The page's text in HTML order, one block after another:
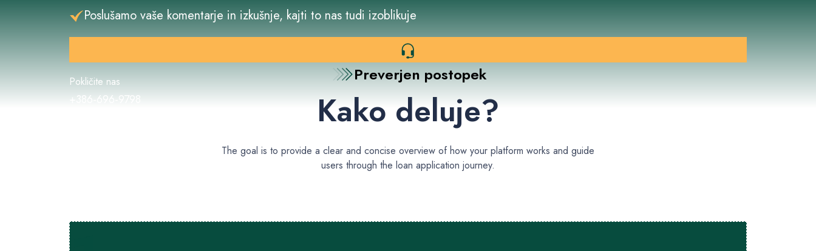
Poslušamo vaše komentarje in izkušnje, kajti to nas tudi izoblikuje
Pokličite nas
+386-696-9798
Preverjen postopek
Kako deluje?
The goal is to provide a clear and concise overview of how your platform works and guide
users through the loan application journey.